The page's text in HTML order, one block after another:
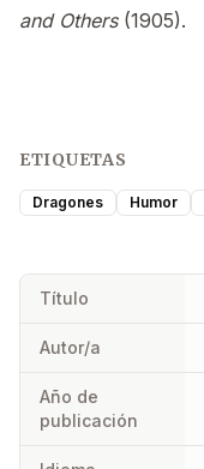
and Others (1905).
ETIQUETAS
Dragones Humor
Título
Autor/a
Año de
publicación